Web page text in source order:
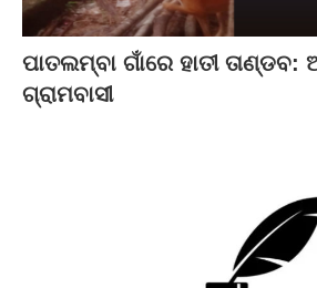
ପାତଲମ୍ବା ଗାଁରେ ହାତୀ
ଗ୍ରାମବାସୀ